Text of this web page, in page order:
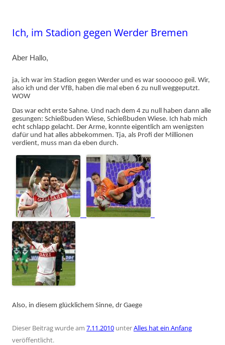
Ich, im Stadion gegen Werder Bremen
Aber Hallo,
ja, ich war im Stadion gegen Werder und es war soooooo geil. Wir,
also ich und der VfB, haben die mal eben 6 zu null weggeputzt.
WOW
Das war echt erste Sahne. Und nach dem 4 zu null haben dann alle
gesungen: Schießbuden Wiese, Schießbuden Wiese. Ich hab mich
echt schlapp gelacht. Der Arme, konnte eigentlich am wenigsten
dafür und hat alles abbekommen. Tja, als Profi der Millionen
verdient, muss man da eben durch.
Also, in diesem glücklichem Sinne, dr Gaege
Dieser Beitrag wurde am 7.11.2010 unterAlles hat ein Anfang
veröffentlicht.